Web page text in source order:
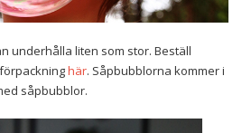
underhålla liten som stor. Beställ
här. Såpbubblorna kommer i
såpbubblor.